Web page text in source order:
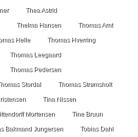
Thea Astrid
Thelma Hansen Thomas Arnt
Helle Thomas Hverring
Thomas Leegaard
Thomas Pedersen
Stordal Thomas Strømsholt
Tina Nissen
Mortensen Tine Bruun
Bakmand Jungersen Tobias Dahl